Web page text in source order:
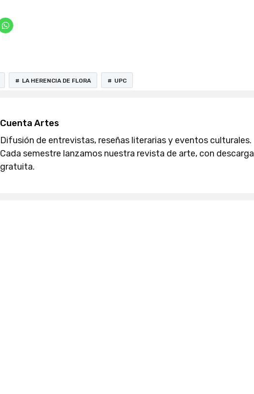
LA HERENCIA DE FLORA UPC
Cuenta Artes
Difusión de entrevistas, reseñas literarias y eventos culturales.
Cada semestre lanzamos nuestra revista de arte, con descarga
gratuita.